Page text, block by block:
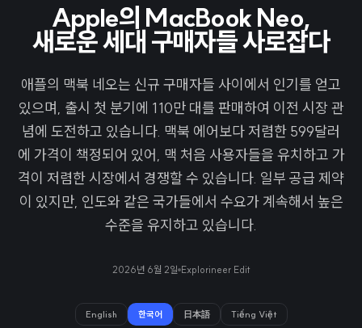
Apple의 MacBook Neo,
새로운 세대 구매자들 사로잡다
애플의 맥북 네오는 신규 구매자들 사이에서 인기를 얻고
있으며, 출시 첫 분기에 110만 대를 판매하여 이전 시장 관
념에 도전하고 있습니다. 맥북 에어보다 저렴한 599달러
에 가격이 책정되어 있어, 맥 처음 사용자들을 유치하고 가
격이 저렴한 시장에서 경쟁할 수 있습니다. 일부 공급 제약
이 있지만, 인도와 같은 국가들에서 수요가 계속해서 높은
수준을 유지하고 있습니다.
2026년 6월 2일 Explorineer Edit
English 한국어 日本語 Tiếng Việt